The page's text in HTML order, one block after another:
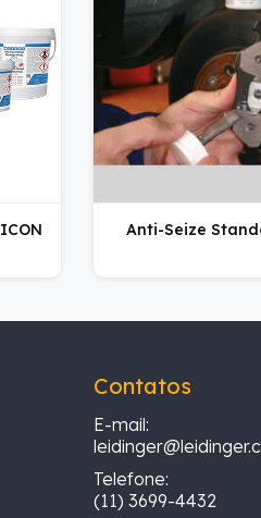
Anti-Seize
Contatos
E-mail:
Telefone:
(11) 3699-4432